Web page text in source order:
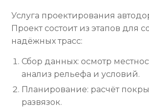
Услуга проектирования
Проект состоит из этапов для
надёжных трасс:
Сбор данных: осмотр
анализ рельефа и условий.
Планирование: расчёт
развязок.